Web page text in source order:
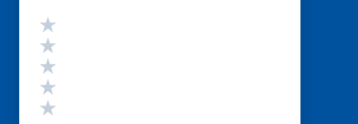
Valutazione